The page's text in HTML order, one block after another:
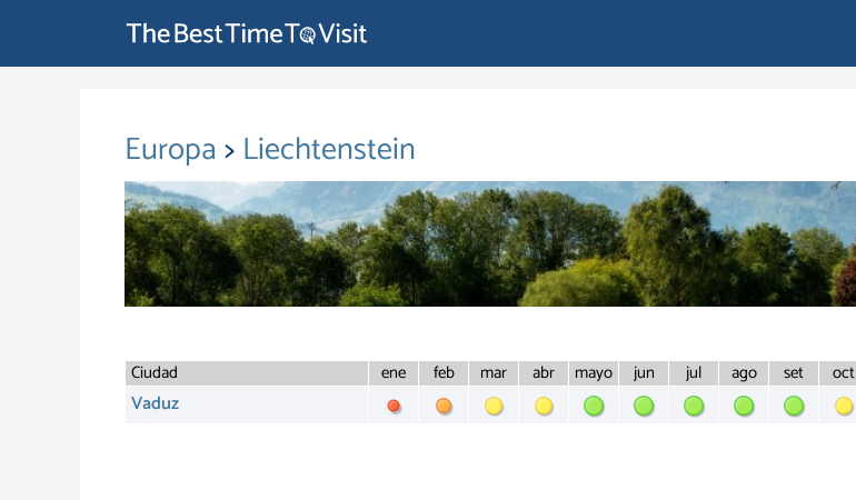
Europa>Liechtenstein
Ciudad ene feb mar abr mayo jun jul ago set oct
Vaduz